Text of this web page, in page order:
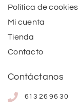
Política de cookies
Mi cuenta
Tienda
Contacto
Contáctanos
613 26 96 30